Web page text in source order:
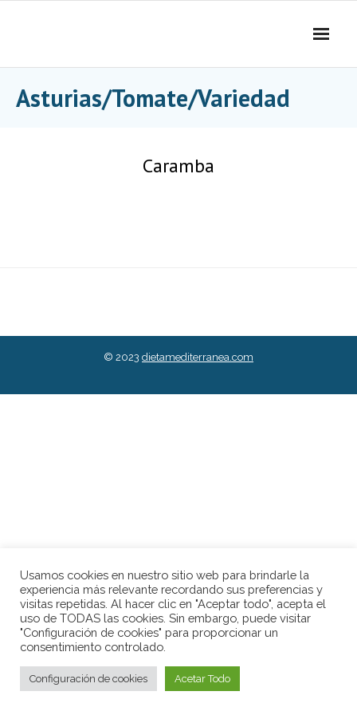
Asturias/Tomate/Variedad
Caramba
© 2023 dietamediterranea.com
Usamos cookies en nuestro sitio web para brindarle la
experiencia más relevante recordando sus preferencias y
visitas repetidas. Al hacer clic en "Aceptar todo", acepta el
uso de TODAS las cookies. Sin embargo, puede visitar
"Configuración de cookies" para proporcionar un
consentimiento controlado.
Configuración de cookies Acetar Todo